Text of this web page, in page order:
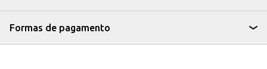
Formas de pagamento